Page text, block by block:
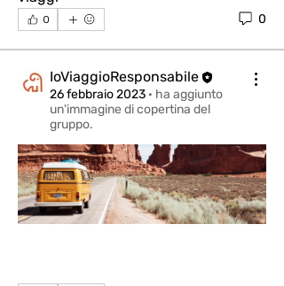
0 0
IoViaggioResponsabile
26 febbraio 2023 · ha aggiunto
un'immagine di copertina del
gruppo.